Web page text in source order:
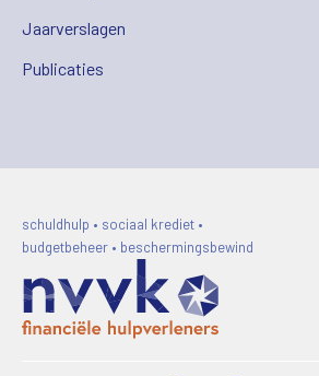
Jaarverslagen
Publicaties
schuldhulp • sociaal krediet •
budgetbeheer • beschermingsbewind